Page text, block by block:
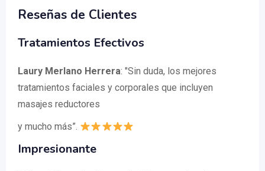
Reseñas de Clientes
Tratamientos Efectivos
Laury Merlano Herrera: "Sin duda, los mejores
tratamientos faciales y corporales que incluyen
masajes reductores
y mucho más”.
Impresionante